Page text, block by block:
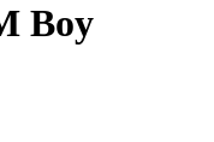
Boy